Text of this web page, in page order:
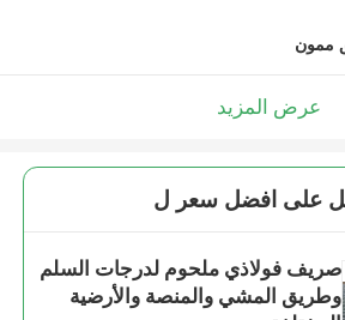
ممون
عرض المزيد
على افضل سعر ل
صريف فولاذي ملحوم لدرجات السلم
وطريق المشي والمنصة والأرضية